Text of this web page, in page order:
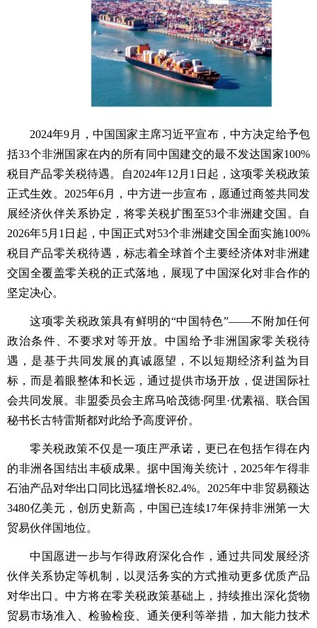
2024年9月，中国国家主席习近平宣布，中方决定给予包
括33个非洲国家在内的所有同中国建交的最不发达国家100%
税目产品零关税待遇。自2024年12月1日起，这项零关税政策
正式生效。2025年6月，中方进一步宣布，愿通过商签共同发
展经济伙伴关系协定，将零关税扩围至53个非洲建交国。自
2026年5月1日起，中国正式对53个非洲建交国全面实施100%
税目产品零关税待遇，标志着全球首个主要经济体对非洲建
交国全覆盖零关税的正式落地，展现了中国深化对非合作的
坚定决心。
这项零关税政策具有鲜明的“中国特色”——不附加任何
政治条件、不要求对等开放。中国给予非洲国家零关税待
遇，是基于共同发展的真诚愿望，不以短期经济利益为目
标，而是着眼整体和长远，通过提供市场开放，促进国际社
会共同发展。非盟委员会主席马哈茂德·阿里·优素福、联合国
秘书长古特雷斯都对此给予高度评价。
零关税政策不仅是一项庄严承诺，更已在包括乍得在内
的非洲各国结出丰硕成果。据中国海关统计，2025年乍得非
石油产品对华出口同比迅猛增长82.4%。2025年中非贸易额达
3480亿美元，创历史新高，中国已连续17年保持非洲第一大
贸易伙伴国地位。
中国愿进一步与乍得政府深化合作，通过共同发展经济
伙伴关系协定等机制，以灵活务实的方式推动更多优质产品
对华出口。中方将在零关税政策基础上，持续推出深化货物
贸易市场准入、检验检疫、通关便利等举措，加大能力技术